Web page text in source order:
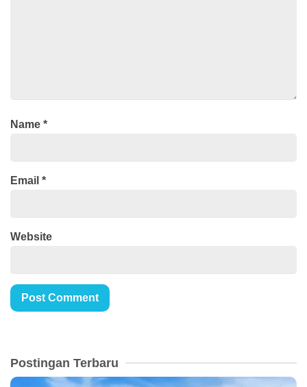
Name *
Email *
Website
Postingan Terbaru